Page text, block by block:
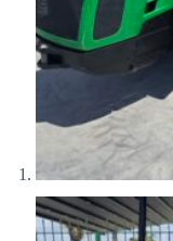
Αποστολή